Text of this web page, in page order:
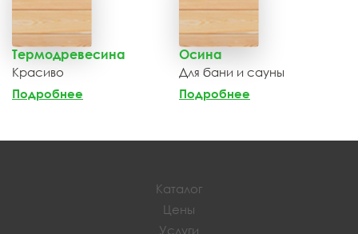
Термодревесина
Красиво
Подробнее
Осина
Для бани и сауны
Подробнее
Каталог
Цены
Услуги